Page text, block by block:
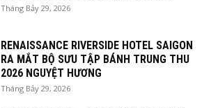
Tháng Bảy 29, 2026
RENAISSANCE RIVERSIDE HOTEL SAIGON
RA MẮT BỘ SƯU TẬP BÁNH TRUNG THU
2026 NGUYỆT HƯƠNG
Tháng Bảy 29, 2026